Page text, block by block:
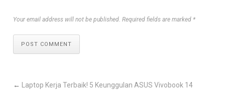
Your email address will not be published. Required fields are marked *
POST COMMENT
← Laptop Kerja Terbaik! 5 Keunggulan ASUS Vivobook 14